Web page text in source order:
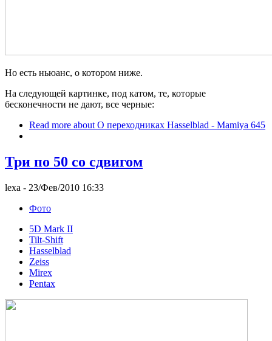
Но есть ньюанс, о котором ниже.
На следующей картинке, под катом, те, которые
бесконечности не дают, все черные:
Read more about О переходниках Hasselblad - Mamiya 645
Три по 50 со сдвигом
lexa - 23/Фев/2010 16:33
Фото
5D Mark II
Tilt-Shift
Hasselblad
Zeiss
Mirex
Pentax